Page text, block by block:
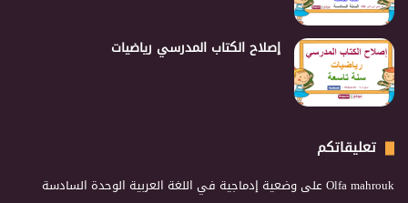
إصلاح الكتاب المدرسي رياضيات
تعليقاتكم
Olfa mahroukعلى وضعية إدماجية في اللغة العربية الوحدة السادسة